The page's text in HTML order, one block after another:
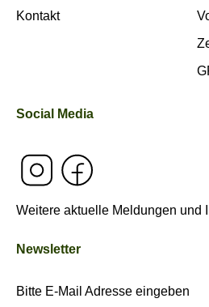
Kontakt
Social Media
Weitere aktuelle Meldungen und
Newsletter
Bitte E-Mail Adresse eingeben